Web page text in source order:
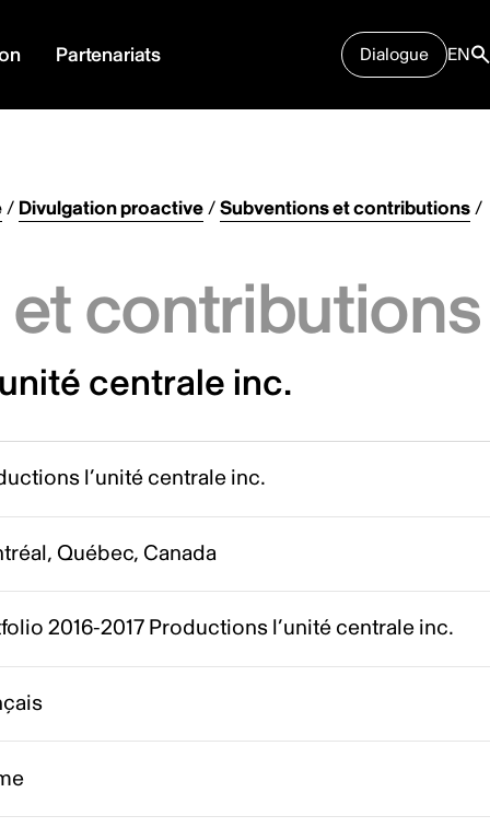
Partenariats Dialogue EN
/ Divulgation proactive/Subventions et contributions/
contributions
centrale inc.
l’unité centrale inc.
Québec, Canada
2016-2017 Productions l’unité centrale inc.